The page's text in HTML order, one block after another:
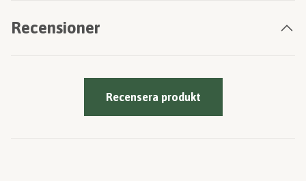
Recensioner
Recensera produkt